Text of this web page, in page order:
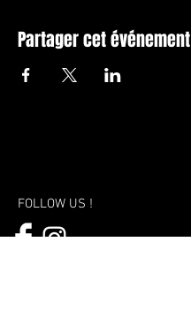
Partager cet événement
FOLLOW US !